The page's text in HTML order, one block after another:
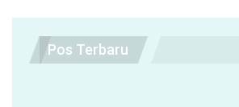
Pos Terbaru